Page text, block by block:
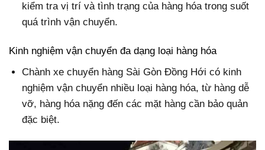
kiểm tra vị trí và tình trạng của hàng hóa trong suốt
quá trình vận chuyển.
Kinh nghiệm vận chuyển đa dạng loại hàng hóa
Chành xe chuyển hàng Sài Gòn Đồng Hới có kinh
nghiệm vận chuyển nhiều loại hàng hóa, từ hàng dễ
vỡ, hàng hóa nặng đến các mặt hàng cần bảo quản
đặc biệt.